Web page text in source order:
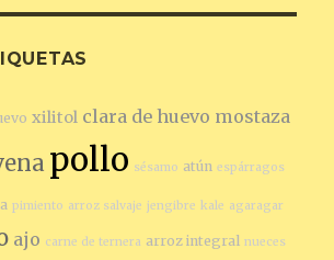
xilitol clara de huevo mostaza
pollo sésamo atún espárragos
pimiento arroz salvaje jengibre kale agaragar
ajo carne de ternera arroz integral nueces